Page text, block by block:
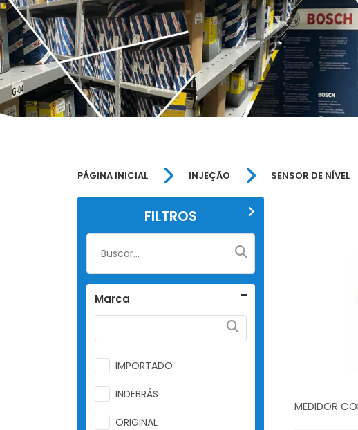
PÁGINA INICIAL INJEÇÃO SENSOR DE NÍVEL
FILTROS
Marca
IMPORTADO
INDEBRÁS
ORIGINAL
MEDIDOR